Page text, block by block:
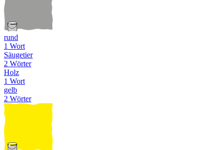
rund
1 Wort
Säugetier
2 Wörter
Holz
1 Wort
gelb
2 Wörter